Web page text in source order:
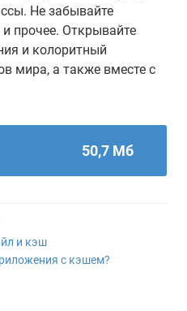
Не забывайте
прочее. Открывайте
и колоритный
мира, а также вместе с
50,7 Мб
и кэш
с кэшем?